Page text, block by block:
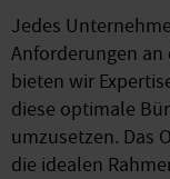
Jedes
Anforderungen an
bieten wir
diese optimale
umzusetzen. Das
die idealen